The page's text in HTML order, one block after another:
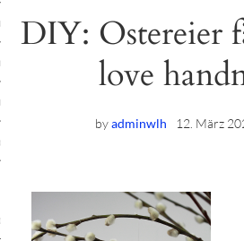
Workshops
Location
Workshops
DIY: Ostereier
love
byadminwlh 12. März